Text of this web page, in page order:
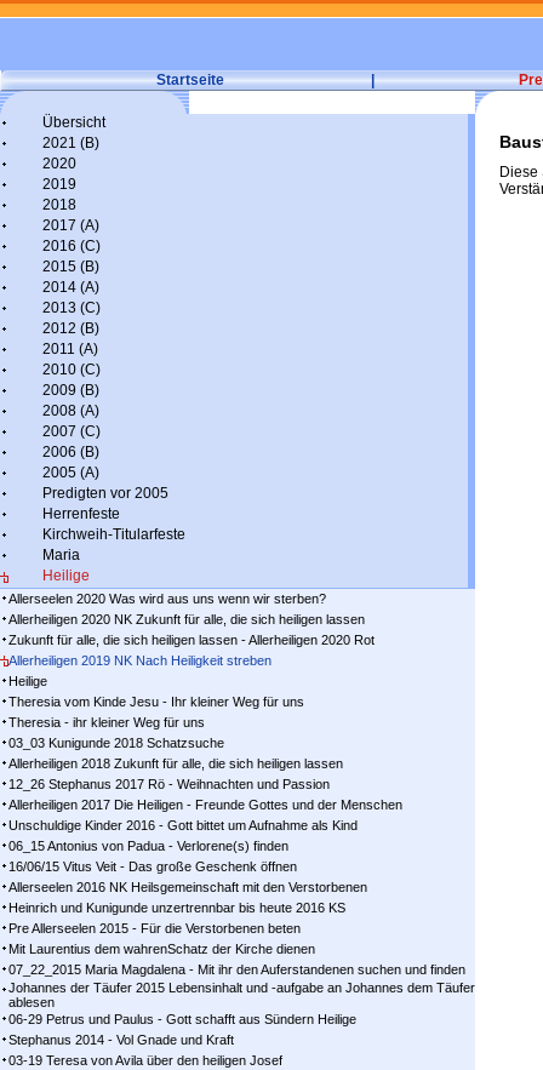
Startseite |
Übersicht
2021 (B)
2020
2019
2018
2017 (A)
2016 (C)
2015 (B)
2014 (A)
2013 (C)
2012 (B)
2011 (A)
2010 (C)
2009 (B)
2008 (A)
2007 (C)
2006 (B)
2005 (A)
Predigten vor 2005
Herrenfeste
Kirchweih-Titularfeste
Maria
Heilige
Allerseelen 2020 Was wird aus uns wenn wir sterben?
Allerheiligen 2020 NK Zukunft für alle, die sich heiligen lassen
Zukunft für alle, die sich heiligen lassen - Allerheiligen 2020 Rot
Allerheiligen 2019 NK Nach Heiligkeit streben
Heilige
Theresia vom Kinde Jesu - Ihr kleiner Weg für uns
Theresia - ihr kleiner Weg für uns
03_03 Kunigunde 2018 Schatzsuche
Allerheiligen 2018 Zukunft für alle, die sich heiligen lassen
12_26 Stephanus 2017 Rö - Weihnachten und Passion
Allerheiligen 2017 Die Heiligen - Freunde Gottes und der Menschen
Unschuldige Kinder 2016 - Gott bittet um Aufnahme als Kind
06_15 Antonius von Padua - Verlorene(s) finden
16/06/15 Vitus Veit - Das große Geschenk öffnen
Allerseelen 2016 NK Heilsgemeinschaft mit den Verstorbenen
Heinrich und Kunigunde unzertrennbar bis heute 2016 KS
Pre Allerseelen 2015 - Für die Verstorbenen beten
Mit Laurentius dem wahrenSchatz der Kirche dienen
07_22_2015 Maria Magdalena - Mit ihr den Auferstandenen suchen und finden
Johannes der Täufer 2015 Lebensinhalt und -aufgabe an Johannes dem Täufer
ablesen
06-29 Petrus und Paulus - Gott schafft aus Sündern Heilige
Stephanus 2014 - Vol Gnade und Kraft
03-19 Teresa von Avila über den heiligen Josef
Diese